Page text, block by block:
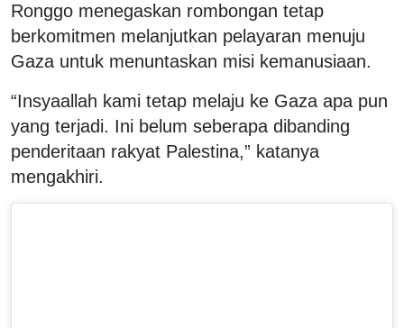
Ronggo menegaskan rombongan tetap
berkomitmen melanjutkan pelayaran menuju
Gaza untuk menuntaskan misi kemanusiaan.
“Insyaallah kami tetap melaju ke Gaza apa pun
yang terjadi. Ini belum seberapa dibanding
penderitaan rakyat Palestina,” katanya
mengakhiri.